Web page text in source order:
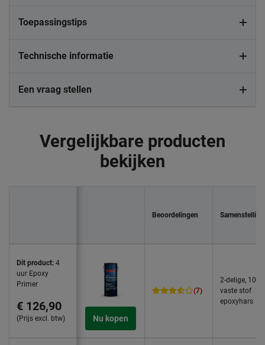
Toepassingstips
Technische informatie
Een vraag stellen
Vergelijkbare producten
bekijken
Beoordelingen Samenstelling
Dit product: 4
uur Epoxy
Primer
€ 126,90
(Prijs excl. btw) Nu kopen
(7)
2-delige, 100%
vaste stof
epoxyhars